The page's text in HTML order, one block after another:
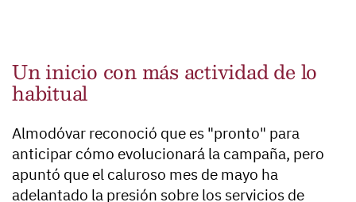
Un inicio con más actividad de lo
habitual
Almodóvar reconoció que es "pronto" para
anticipar cómo evolucionará la campaña, pero
apuntó que el caluroso mes de mayo ha
adelantado la presión sobre los servicios de